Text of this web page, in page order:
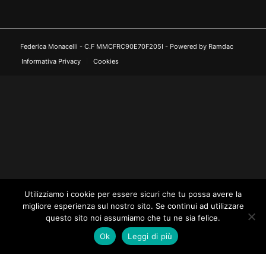
Federica Monacelli - C.F MMCFRC90E70F205I - Powered by Ramdac
Informativa Privacy
Cookies
Utilizziamo i cookie per essere sicuri che tu possa avere la
migliore esperienza sul nostro sito. Se continui ad utilizzare
questo sito noi assumiamo che tu ne sia felice.
Ok
Leggi di più